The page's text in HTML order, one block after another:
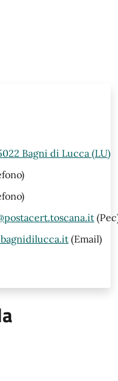
Bagni di Lucca (LU)
(Email)